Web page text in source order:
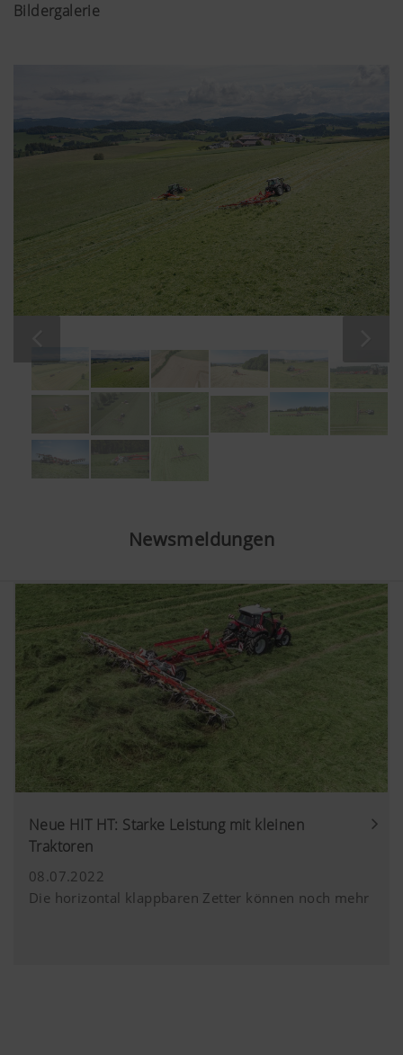
Bildergalerie
Newsmeldungen
Neue HIT HT: Starke Leistung mit kleinen
Traktoren
08.07.2022
Die horizontal klappbaren Zetter können noch mehr